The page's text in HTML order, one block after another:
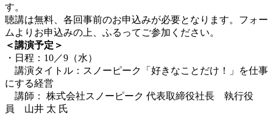
す。
聴講は無料、各回事前のお申込みが必要となります。フォー
ムよりお申込みの上、ふるってご参加ください。
＜講演予定＞
・日程：10／9（水）
講演タイトル：スノーピーク「好きなことだけ！」を仕事
にする経営
講師： 株式会社スノーピーク 代表取締役社長 執行役
員 山井 太 氏